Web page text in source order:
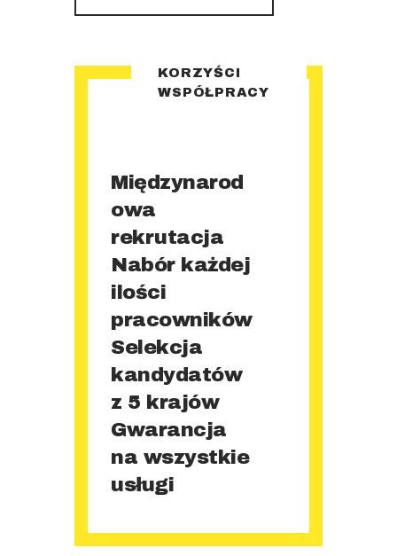
KORZYŚCI
WSPÓŁPRACY
Międzynarod
owa
rekrutacja
Nabór każdej
ilości
pracowników
Selekcja
kandydatów
z 5 krajów
Gwarancja
na wszystkie
usługi